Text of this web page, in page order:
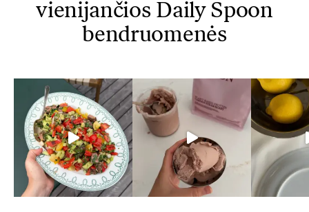
vienijančios Daily Spoon
bendruomenės